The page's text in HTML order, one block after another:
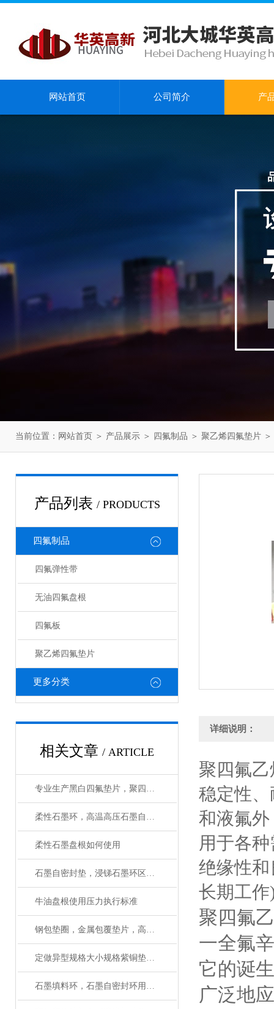
网站首页 公司简介 产
当前位置： 网站首页 ＞ 产品展示 ＞ 四氟制品 ＞ 聚乙烯四氟垫片
产品列表 / PRODUCTS
四氟制品
四氟弹性带
无油四氟盘根
四氟板
聚乙烯四氟垫片
更多分类
相关文章 / ARTICLE
专业生产黑白四氟垫片，聚四氟乙烯垫片厂家
柔性石墨环，高温高压石墨自密封环质量保证
柔性石墨盘根如何使用
石墨自密封垫，浸锑石墨环区别在哪里
牛油盘根使用压力执行标准
钢包垫圈，金属包覆垫片，高强垫片应用性能
定做异型规格大小规格紫铜垫圈生产厂家
石墨填料环，石墨自密封环用在什么地方好
详细说明：
聚四氟
稳定性
和液氟
用于各
绝缘性
长期工作
聚四氟
一全氟
它的诞
广泛地